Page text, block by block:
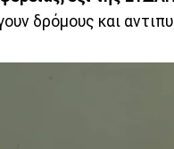
δρόμους και